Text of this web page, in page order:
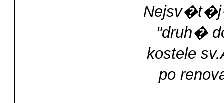
"druh�
kostele
po